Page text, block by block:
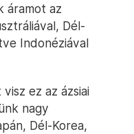
áramot az
Dél-
Indonéziával
ez az ázsiai
nagy
Dél-Korea,